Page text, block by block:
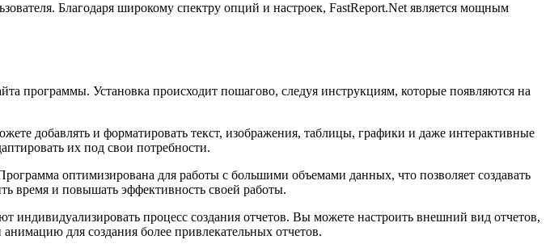
Благодаря широкому спектру опций и настроек, FastReport.Net является мощным
программы. Установка происходит пошагово, следуя инструкциям, которые появляются на
добавлять и форматировать текст, изображения, таблицы, графики и даже интерактивные
их под свои потребности.
оптимизирована для работы с большими объемами данных, что позволяет создавать
время и повышать эффективность своей работы.
индивидуализировать процесс создания отчетов. Вы можете настроить внешний вид отчетов,
для создания более привлекательных отчетов.